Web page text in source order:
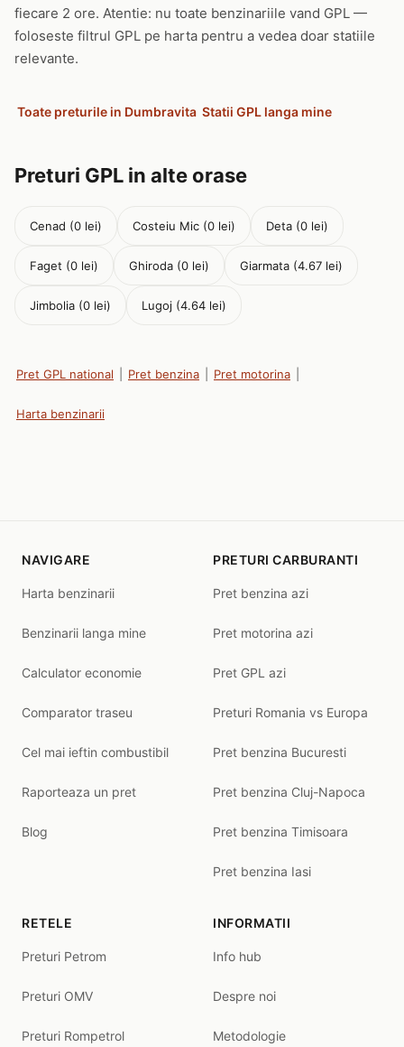
fiecare 2 ore. Atentie: nu toate benzinariile vand GPL —
foloseste filtrul GPL pe harta pentru a vedea doar statiile
relevante.
Toate preturile in Dumbravita Statii GPL langa mine
Preturi GPL in alte orase
Cenad (0 lei) Costeiu Mic (0 lei) Deta (0 lei)
Faget (0 lei) Ghiroda (0 lei) Giarmata (4.67 lei)
Jimbolia (0 lei) Lugoj (4.64 lei)
Pret GPL national Pret benzina Pret motorina
Harta benzinarii
NAVIGARE
Harta benzinarii
Benzinarii langa mine
Calculator economie
Comparator traseu
Cel mai ieftin combustibil
Raporteaza un pret
Blog
PRETURI CARBURANTI
Pret benzina azi
Pret motorina azi
Pret GPL azi
Preturi Romania vs Europa
Pret benzina Bucuresti
Pret benzina Cluj-Napoca
Pret benzina Timisoara
Pret benzina Iasi
RETELE
Preturi Petrom
Preturi OMV
Preturi Rompetrol
INFORMATII
Info hub
Despre noi
Metodologie